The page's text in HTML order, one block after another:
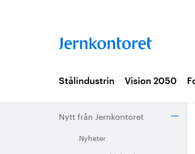
Stålindustrin Vision 2050
Nytt från Jernkontoret
Nyheter